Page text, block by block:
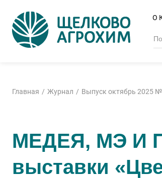
О
Главная Журнал Выпуск октябрь 2025
МЕДЕЯ, МЭ И
выставки